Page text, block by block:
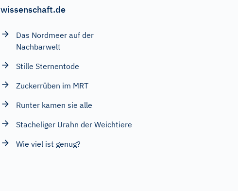
wissenschaft.de
Das Nordmeer auf der
Nachbarwelt
Stille Sternentode
Zuckerrüben im MRT
Runter kamen sie alle
Stacheliger Urahn der Weichtiere
Wie viel ist genug?